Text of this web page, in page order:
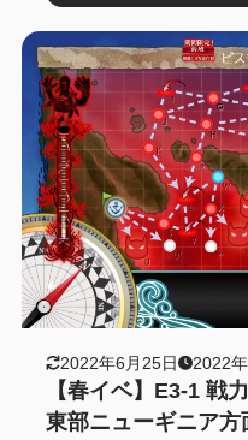
2022年6月25日 2022
【春イベ】E3-1 戦
東部ニューギニア